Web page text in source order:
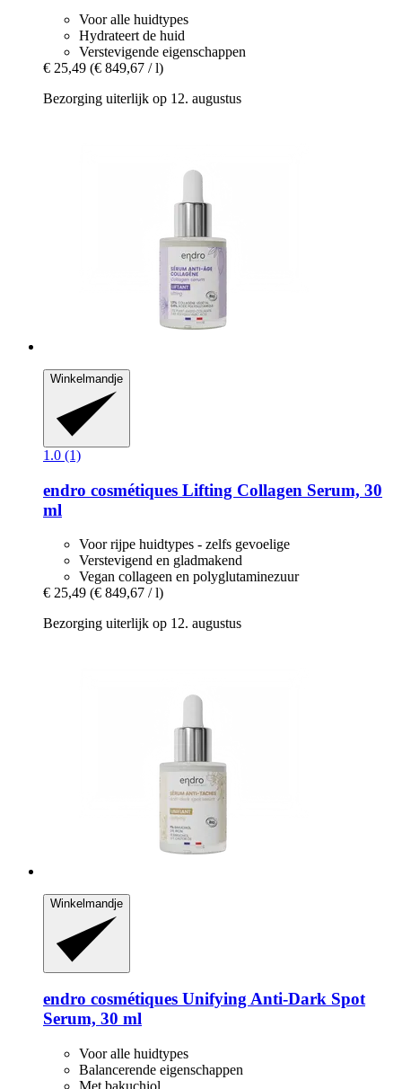
Voor alle huidtypes
Hydrateert de huid
Verstevigende eigenschappen
€ 25,49 (€ 849,67 / l)
Bezorging uiterlijk op 12. augustus
Winkelmandje
1.0 (1)
endro cosmétiques Lifting Collagen Serum, 30
ml
Voor rijpe huidtypes - zelfs gevoelige
Verstevigend en gladmakend
Vegan collageen en polyglutaminezuur
€ 25,49 (€ 849,67 / l)
Bezorging uiterlijk op 12. augustus
Winkelmandje
endro cosmétiques Unifying Anti-​Dark Spot
Serum, 30 ml
Voor alle huidtypes
Balancerende eigenschappen